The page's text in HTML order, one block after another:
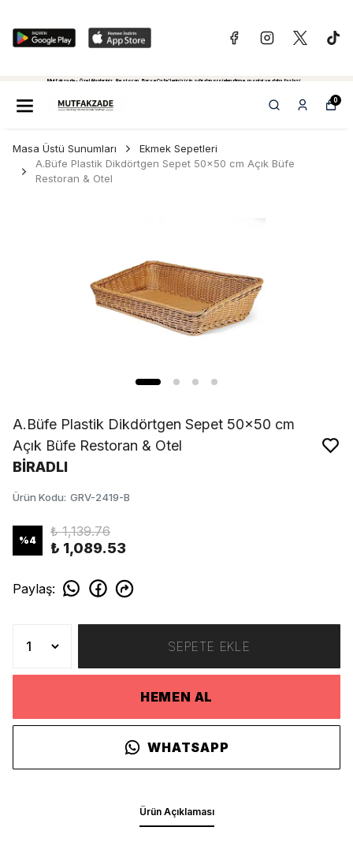
Mutfakzade - Özel Alanlariniz, Restoran, Bar ve Cafe'leriniz için sıfırdan projelendirme, montaj ve daha fazlasi...
0
Masa Üstü Sunumları
Ekmek Sepetleri
A.Büfe Plastik Dikdörtgen Sepet 50x50 cm Açık Büfe
Restoran & Otel
A.Büfe Plastik Dikdörtgen Sepet 50x50 cm
Açık Büfe Restoran & Otel
BİRADLI
Ürün Kodu: GRV-2419-B
%4
₺ 1,139.76
₺ 1,089.53
Paylaş:
SEPETE EKLE
HEMEN AL
WHATSAPP
Ürün Açıklaması